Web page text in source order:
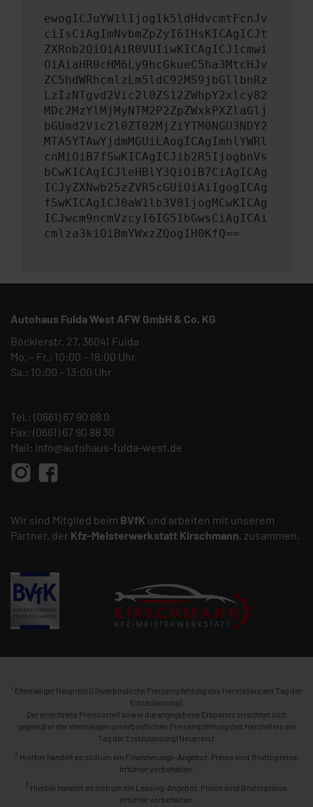
ewogICJuYW1lIjogIk5ldHdvcmtFcnJv
ciIsCiAgImNvbmZpZyI6IHsKICAgICJt
ZXRob2QiOiAiR0VUIiwKICAgICJ1cmwi
OiAiaHR0cHM6Ly9hcGkueC5ha3MtcHJv
ZC5hdWRhcmlzLm5ldC92MS9jbGllbnRz
LzIzNTgvd2Vic2l0ZS12ZWhpY2xlcy82
MDc2MzYlMjMyNTM2P2ZpZWxkPXZlaGlj
bGUmd2Vic2l0ZT02MjZiYTM0NGU3NDY2
MTA5YTAwYjdmMGUiLAogICAgImhlYWRl
cnMiOiB7fSwKICAgICJib2R5IjogbnVs
bCwKICAgICJleHBlY3QiOiB7CiAgICAg
ICJyZXNwb25zZVR5cGUiOiAiIgogICAg
fSwKICAgICJ0aW1lb3V0IjogMCwKICAg
ICJwcm9ncmVzcyI6IG51bGwsCiAgICAi
cmlza3kiOiBmYWxzZQogIH0KfQ==
Autohaus Fulda West AFW GmbH & Co. KG
Böcklerstr. 27, 36041 Fulda
Mo. – Fr.: 10:00 – 18:00 Uhr
Sa.: 10:00 – 13:00 Uhr
Tel.: (0661) 67 90 88 0
Fax: (0661) 67 90 88 30
Mail: info@autohaus-fulda-west.de
Wir sind Mitglied beim BVfK und arbeiten mit unserem
Partner, der Kfz-Meisterwerkstatt Kirschmann, zusammen.
1 Ehemaliger Neupreis (Unverbindliche Preisempfehlung des Herstellers am Tag der
Erstzulassung).
Der errechnete Preisvorteil sowie die angegebene Ersparnis errechnet sich
gegenüber der ehemaligen unverbindlichen Preisempfehlung des Herstellers am
Tag der Erstzulassung (Neupreis).
2 Hierbei handelt es sich um ein Finanzierungs-Angebot. Preise sind Bruttopreise.
Irrtümer vorbehalten.
3 Hierbei handelt es sich um ein Leasing-Angebot. Preise sind Bruttopreise.
Irrtümer vorbehalten.